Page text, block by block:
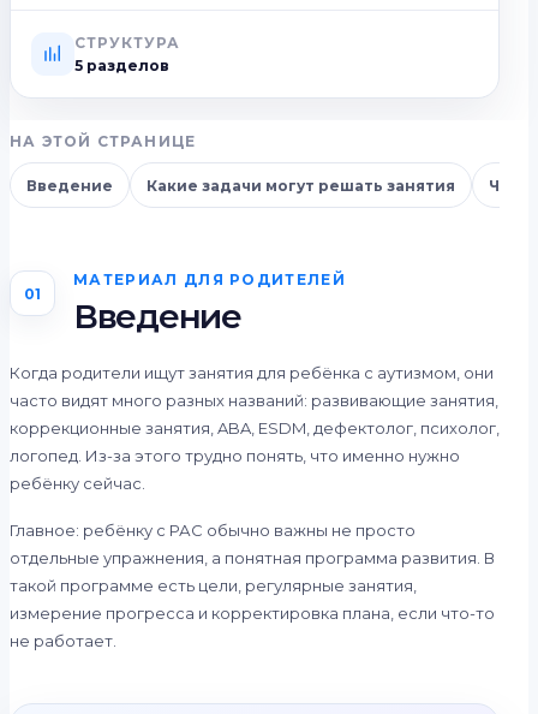
СТРУКТУРА
5 разделов
НА ЭТОЙ СТРАНИЦЕ
Введение Какие задачи могут решать занятия Чем
01
МАТЕРИАЛ ДЛЯ РОДИТЕЛЕЙ
Введение
Когда родители ищут занятия для ребёнка с аутизмом, они
часто видят много разных названий: развивающие занятия,
коррекционные занятия, ABA, ESDM, дефектолог, психолог,
логопед. Из-за этого трудно понять, что именно нужно
ребёнку сейчас.
Главное: ребёнку с РАС обычно важны не просто
отдельные упражнения, а понятная программа развития. В
такой программе есть цели, регулярные занятия,
измерение прогресса и корректировка плана, если что-то
не работает.